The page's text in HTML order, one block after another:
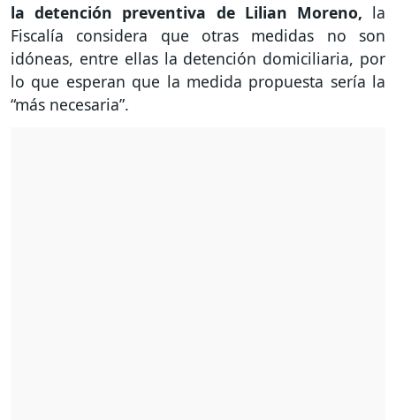
la detención preventiva de Lilian Moreno, la
Fiscalía considera que otras medidas no son
idóneas, entre ellas la detención domiciliaria, por
lo que esperan que la medida propuesta sería la
“más necesaria”.